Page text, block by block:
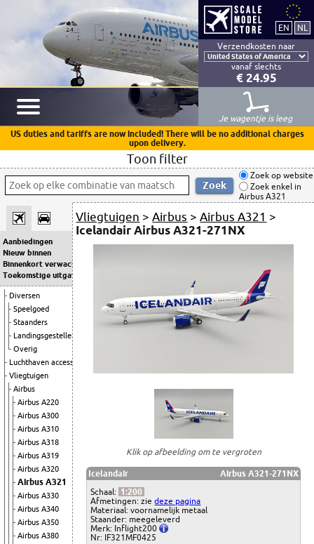
Verzendkosten naar
vanaf slechts
€ 24.95
Je wagentje is leeg
US duties and tariffs are now included! There will be no additional charges
upon delivery.
Toon filter
Zoek op website
Zoek enkel in
Airbus A321
Aanbiedingen
Nieuw binnen
Binnenkort verwacht
Toekomstige uitgaven
Diversen
Speelgoed
Staanders
Landingsgestellen
Overig
Luchthaven accessoires
Vliegtuigen
Airbus
Airbus A220
Airbus A300
Airbus A310
Airbus A318
Airbus A319
Airbus A320
Airbus A321
Airbus A330
Airbus A340
Airbus A350
Airbus A380
Vliegtuigen >Airbus >Airbus A321 >
Icelandair Airbus A321-271NX
Klik op afbeelding om te vergroten
Icelandair
Airbus A321-271NX
Schaal: 1:200
Afmetingen: ziedeze pagina
Materiaal: voornamelijk metaal
Staander: meegeleverd
Merk: Inflight200
Nr: IF321MF0425